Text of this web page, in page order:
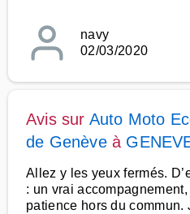
navy
02/03/2020
Avis sur Auto Moto
de Genèveà
Allez y les yeux fermés.
: un vrai
patience hors du commun.